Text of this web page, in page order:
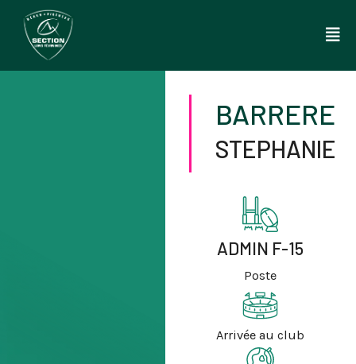
contenu
BARRERE
STEPHANIE
ADMIN F-15
Poste
Arrivée au club